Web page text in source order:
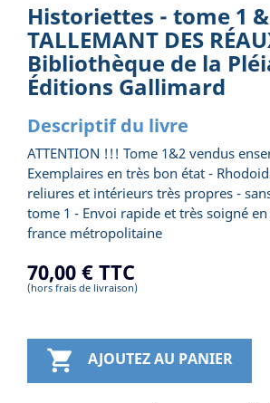
Historiettes - tome 1
TALLEMANT DES
Bibliothèque de la
Éditions Gallimard
Descriptif du livre
ATTENTION !!! Tome 1&2 vendus
Exemplaires en très bon état -
reliures et intérieurs très propres -
tome 1 - Envoi rapide et très soigné
france métropolitaine
70,00 € TTC
(hors frais de livraison)
 AJOUTEZ AU PANIER